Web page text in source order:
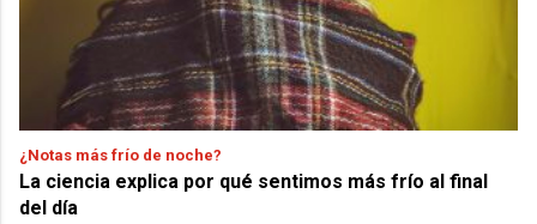
¿Notas más frío de noche?
La ciencia explica por qué sentimos más frío al final
del día